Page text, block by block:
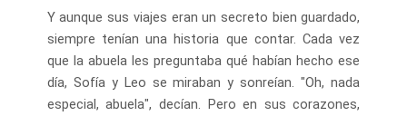
Y aunque sus viajes eran un secreto bien guardado,
siempre tenían una historia que contar. Cada vez
que la abuela les preguntaba qué habían hecho ese
día, Sofía y Leo se miraban y sonreían. "Oh, nada
especial, abuela", decían. Pero en sus corazones,